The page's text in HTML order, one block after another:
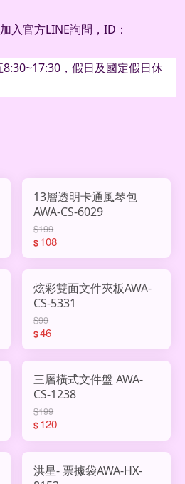
入官方LINE詢問， ID ：
8:30~17:30 ，假日及國定假日休
13層透明卡通風琴包
AWA-CS-6029
$199
$108
炫彩雙面文件夾板AWA-
CS-5331
$99
$46
三層橫式文件盤 AWA-
CS-1238
$199
$120
洪星- 票據袋AWA-HX-